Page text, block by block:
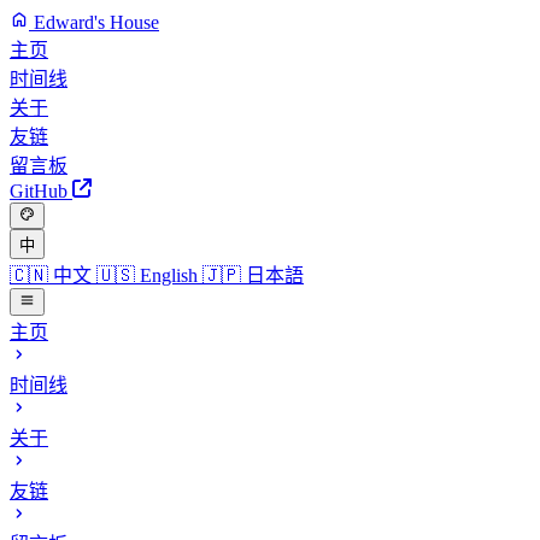
Edward's House
主页
时间线
关于
友链
留言板
GitHub
中
🇨🇳 中文 🇺🇸 English 🇯🇵 日本語
主页
时间线
关于
友链